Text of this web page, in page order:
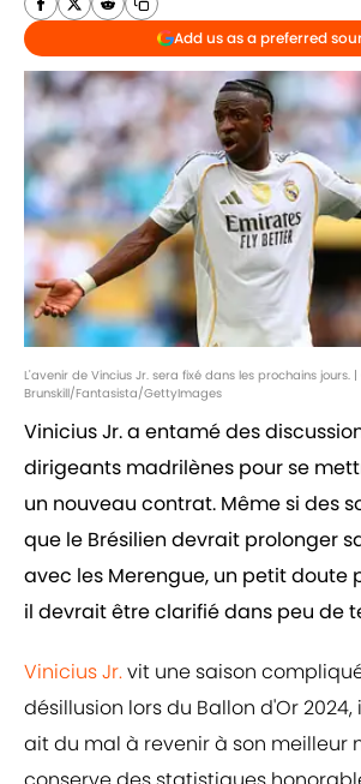
Add us as a preferred
L'avenir de Vincius Jr. sera fixé dans les prochains jours. |
Brunskill/Fantasista/GettyImages
Vinicius Jr. a entamé des
dirigeants madrilènes pour se
un nouveau contrat. Même si des
que le Brésilien devrait prolonger
avec les Merengue, un petit doute
il devrait être clarifié dans peu de
Vinicius Jr.vit une saison
désillusion lors du Ballon d'Or
ait du mal à revenir à son meilleur